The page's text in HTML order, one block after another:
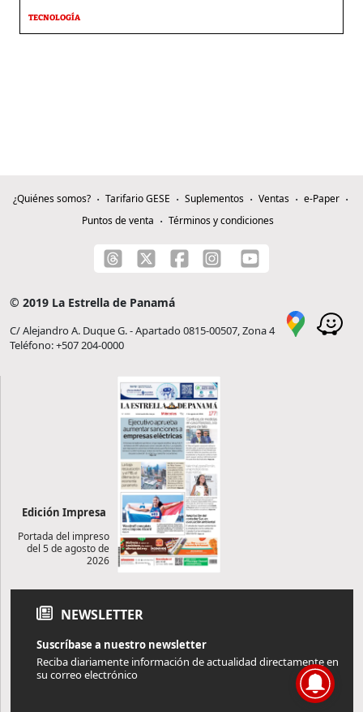
TECNOLOGÍA
¿Quiénes somos? Tarifario GESE Suplementos Ventas
e-Paper
Puntos de venta
Términos y condiciones
© 2019 La Estrella de Panamá
C/ Alejandro A. Duque G. - Apartado 0815-00507, Zona 4
Teléfono: +507 204-0000
Edición Impresa
Portada del impreso
del 5 de agosto de
2026
NEWSLETTER
Suscríbase a nuestro newsletter
Reciba diariamente información de actualidad directamente en
su correo electrónico